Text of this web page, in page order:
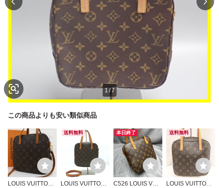
1 /7
この商品よりも安い類似商品
LOUIS VUITTON
送料無料
LOUIS VUITTON
本日終了
C526 LOUIS VUIT
送料無料
LOUIS VUITTON